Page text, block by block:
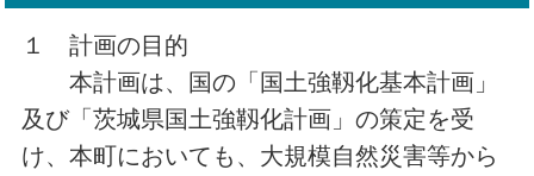
１ 計画の目的
本計画は、国の「国土強靱化基本計画」
及び「茨城県国土強靱化計画」の策定を受
け、本町においても、大規模自然災害等から